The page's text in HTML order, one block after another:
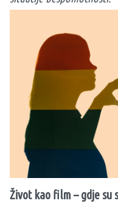
Život kao film – gdje su